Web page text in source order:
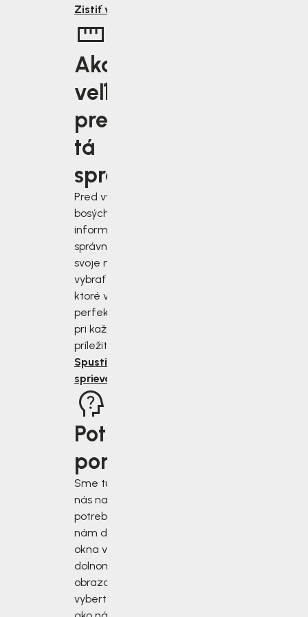
Zistiť viac
Aká
veľkosť je
pre vás
tá
správna?
Pred výberom
bosých topánok sa
informujte, ako
správne zmerať
svoje nohy a
vybrať si topánky,
ktoré vám budú
perfektne sedieť
pri každej
príležitosti.
Spustiť
sprievodcu
Potrebujete
poradiť?
Sme tu pre vás, keď
nás najviac
potrebujete. Napíšte
nám do chatového
okna v pravom
dolnom rohu
obrazovky alebo si
vyberte iný spôsob,